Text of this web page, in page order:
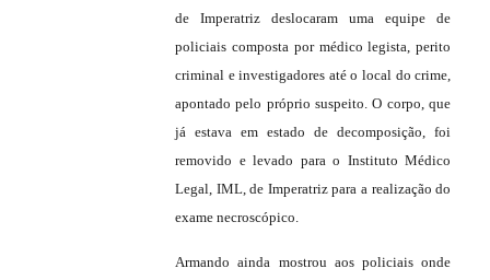
de Imperatriz deslocaram uma equipe de
policiais composta por médico legista, perito
criminal e investigadores até o local do crime,
apontado pelo próprio suspeito. O corpo, que
já estava em estado de decomposição, foi
removido e levado para o Instituto Médico
Legal, IML, de Imperatriz para a realização do
exame necroscópico.
Armando ainda mostrou aos policiais onde